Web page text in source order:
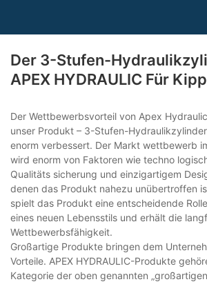
Der 3-Stufen-
APEX HYDRAULIC Für
Der Wettbewerbsvorteil von Apex
unser Produkt – 3-Stufen-
enorm verbessert. Der Markt wettbewerb
wird enorm von Faktoren wie techno
Qualitäts sicherung und einzigartigem
denen das Produkt nahezu unübertroffen
spielt das Produkt eine entscheidende
eines neuen Lebensstils und erhält die
Wettbewerbsfähigkeit.
Großartige Produkte bringen dem
Vorteile. APEX HYDRAULIC-Produkte
Kategorie der oben genannten